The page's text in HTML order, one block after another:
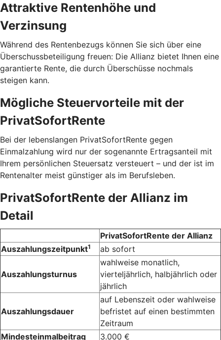
Attraktive Rentenhöhe und
Verzinsung
Während des Rentenbezugs können Sie sich über eine
Überschussbeteiligung freuen: Die Allianz bietet Ihnen eine
garantierte Rente, die durch Überschüsse nochmals
steigen kann.
Mögliche Steuervorteile mit der
PrivatSofortRente
Bei der lebenslangen PrivatSofortRente gegen
Einmalzahlung wird nur der sogenannte Ertragsanteil mit
Ihrem persönlichen Steuersatz versteuert – und der ist im
Rentenalter meist günstiger als im Berufsleben.
PrivatSofortRente der Allianz im
Detail
PrivatSofortRente der Allianz
Auszahlungszeitpunkt1 ab sofort
Auszahlungsturnus
wahlweise monatlich,
vierteljährlich, halbjährlich oder
jährlich
Auszahlungsdauer
auf Lebenszeit oder wahlweise
befristet auf einen bestimmten
Zeitraum
Mindesteinmalbeitrag
3.000 €